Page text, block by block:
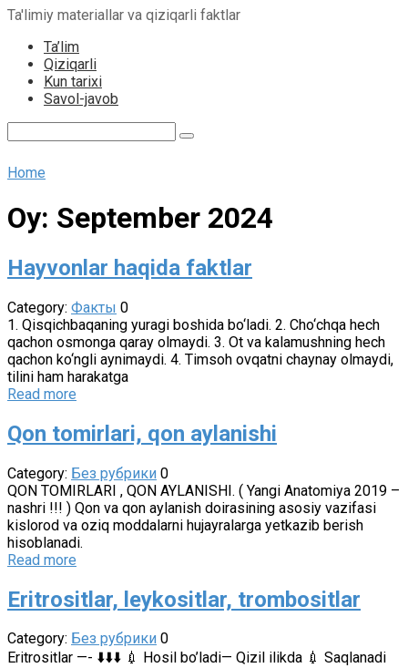
content
Ta'limiy materiallar va qiziqarli faktlar
Ta’lim
Qiziqarli
Kun tarixi
Savol-javob
Home
Oy: September 2024
Hayvonlar haqida faktlar
Category: Факты 0
1. Qisqichbaqaning yuragi boshida bo‘ladi. 2. Cho‘chqa hech
qachon osmonga qaray olmaydi. 3. Ot va kalamushning hech
qachon ko‘ngli aynimaydi. 4. Timsoh ovqatni chaynay olmaydi,
tilini ham harakatga
Read more
Qon tomirlari, qon aylanishi
Category: Без рубрики 0
QON TOMIRLARI , QON AYLANISHI. ( Yangi Anatomiya 2019 –
nashri !!! ) Qon va qon aylanish doirasining asosiy vazifasi
kislorod va oziq moddalarni hujayralarga yetkazib berish
hisoblanadi.
Read more
Eritrositlar, leykositlar, trombositlar
Category: Без рубрики 0
Eritrositlar —- ⬇️⬇️⬇️ 💉 Hosil bo’ladi— Qizil ilikda 💉 Saqlanadi